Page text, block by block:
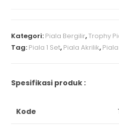
Kategori: Piala Bergilir,Trophy
Tag: Piala 1 Set, Piala Akrilik,
Spesifikasi produk :
Kode